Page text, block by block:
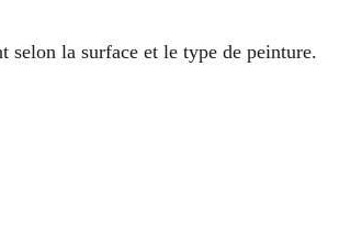
la surface et le type de peinture.